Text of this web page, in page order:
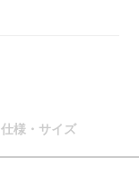
仕様・サイズ